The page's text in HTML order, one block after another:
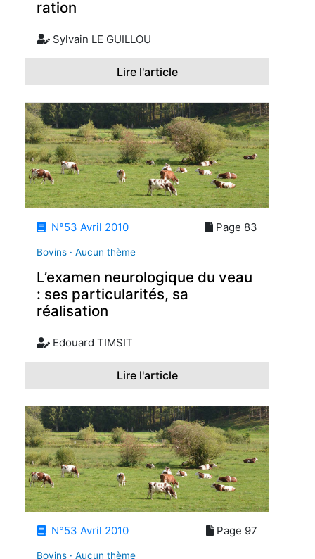
ration
Sylvain LE GUILLOU
Lire l'article
N°53 Avril 2010 Page 83
Bovins · Aucun thème
L’examen neurologique du veau
: ses particularités, sa
réalisation
Edouard TIMSIT
Lire l'article
N°53 Avril 2010 Page 97
Bovins · Aucun thème